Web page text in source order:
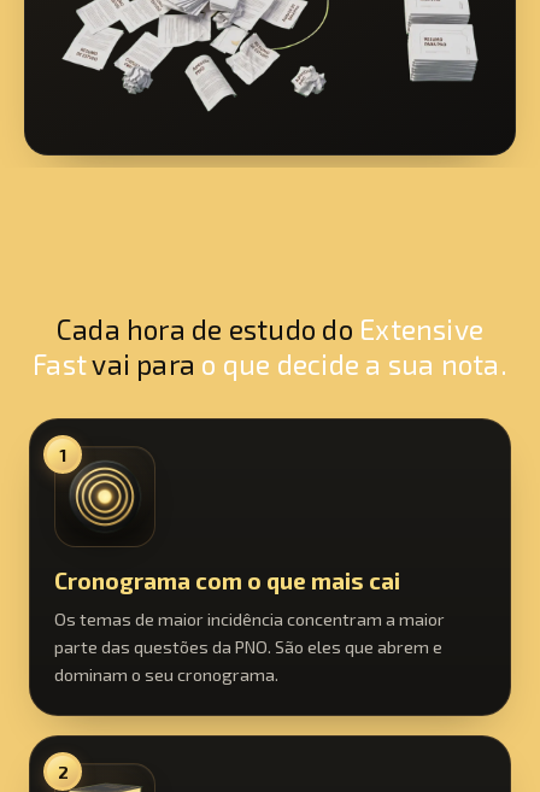
Cada hora de estudo do Extensive
Fastvai para o que decide a sua nota.
1
Cronograma com o que mais cai
Os temas de maior incidência concentram a maior
parte das questões da PNO. São eles que abrem e
dominam o seu cronograma.
2